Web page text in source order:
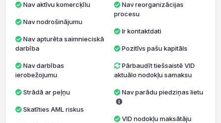
Nav aktīvu komercķīlu
Nav nodrošinājumu
darbība
ierobežojumu
Strādā ar peļņu
Skatīties AML riskus
Nav reorganizācijas
procesu
Ir kontaktdati
Pozitīvs pašu kapitāls
Pārbaudīt tiešsaistē VID
aktuālo nodokļu samaksu
Nav parādu piedziņas lietu
VID nodokļu maksātāju